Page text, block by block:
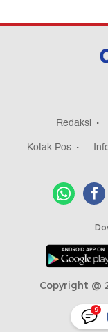
9
Redaksi
Kotak Pos
Copyright @